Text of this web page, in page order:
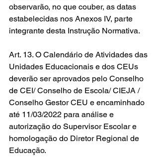
observarão, no que couber, as datas
estabelecidas nos Anexos IV, parte
integrante desta Instrução Normativa.
Art. 13. O Calendário de Atividades das
Unidades Educacionais e dos CEUs
deverão ser aprovados pelo Conselho
de CEI/ Conselho de Escola/ CIEJA /
Conselho Gestor CEU e encaminhado
até 11/03/2022 para análise e
autorização do Supervisor Escolar e
homologação do Diretor Regional de
Educação.